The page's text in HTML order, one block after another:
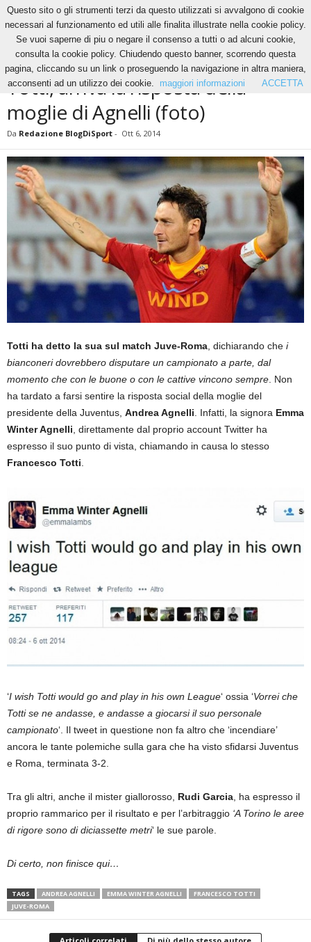
News Totti, arriva la risposta della moglie di Agnelli (foto)
NEWS
Totti, arriva la risposta della
moglie di Agnelli (foto)
Da Redazione BlogDiSport - Ott 6, 2014
Totti ha detto la sua sul match Juve-Roma , dichiarando che i
bianconeri dovrebbero disputare un campionato a parte, dal
momento che con le buone o con le cattive vincono sempre . Non
ha tardato a farsi sentire la risposta social della moglie del
presidente della Juventus, Andrea Agnelli . Infatti, la signora Emma
Winter Agnelli , direttamente dal proprio account Twitter ha
espresso il suo punto di vista, chiamando in causa lo stesso
Francesco Totti
‘I wish Totti would go and play in his own League‘ ossia ‘Vorrei che
Totti se ne andasse, e andasse a giocarsi il suo personale
campionato‘. Il tweet in questione non fa altro che ‘incendiare’
ancora le tante polemiche sulla gara che ha visto sfidarsi Juventus
e Roma, terminata 3-2.
Tra gli altri, anche il mister giallorosso, Rudi Garcia , ha espresso il
proprio rammarico per il risultato e per l’arbitraggio ‘A Torino le aree
di rigore sono di diciassette metri‘ le sue parole.
Di certo, non finisce qui…
TAGS ANDREA AGNELLI EMMA WINTER AGNELLI
FRANCESCO TOTTI
JUVE-ROMA
Questo sito o gli strumenti terzi da questo utilizzati si avvalgono di cookie
necessari al funzionamento ed utili alle finalita illustrate nella cookie policy.
Se vuoi saperne di piu o negare il consenso a tutti o ad alcuni cookie,
consulta la cookie policy. Chiudendo questo banner, scorrendo questa
pagina, cliccando su un link o proseguendo la navigazione in altra maniera,
acconsenti ad un utilizzo dei cookie.
maggiori informazioni ACCETTA